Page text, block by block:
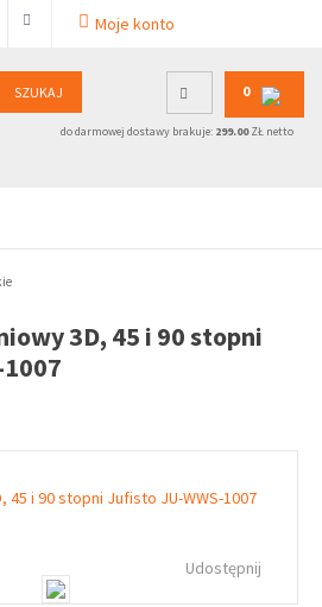
Moje konto
SZUKAJ 0
do darmowej dostawy brakuje: 299.00ZŁ netto
3D, 45 i 90 stopni
Udostępnij